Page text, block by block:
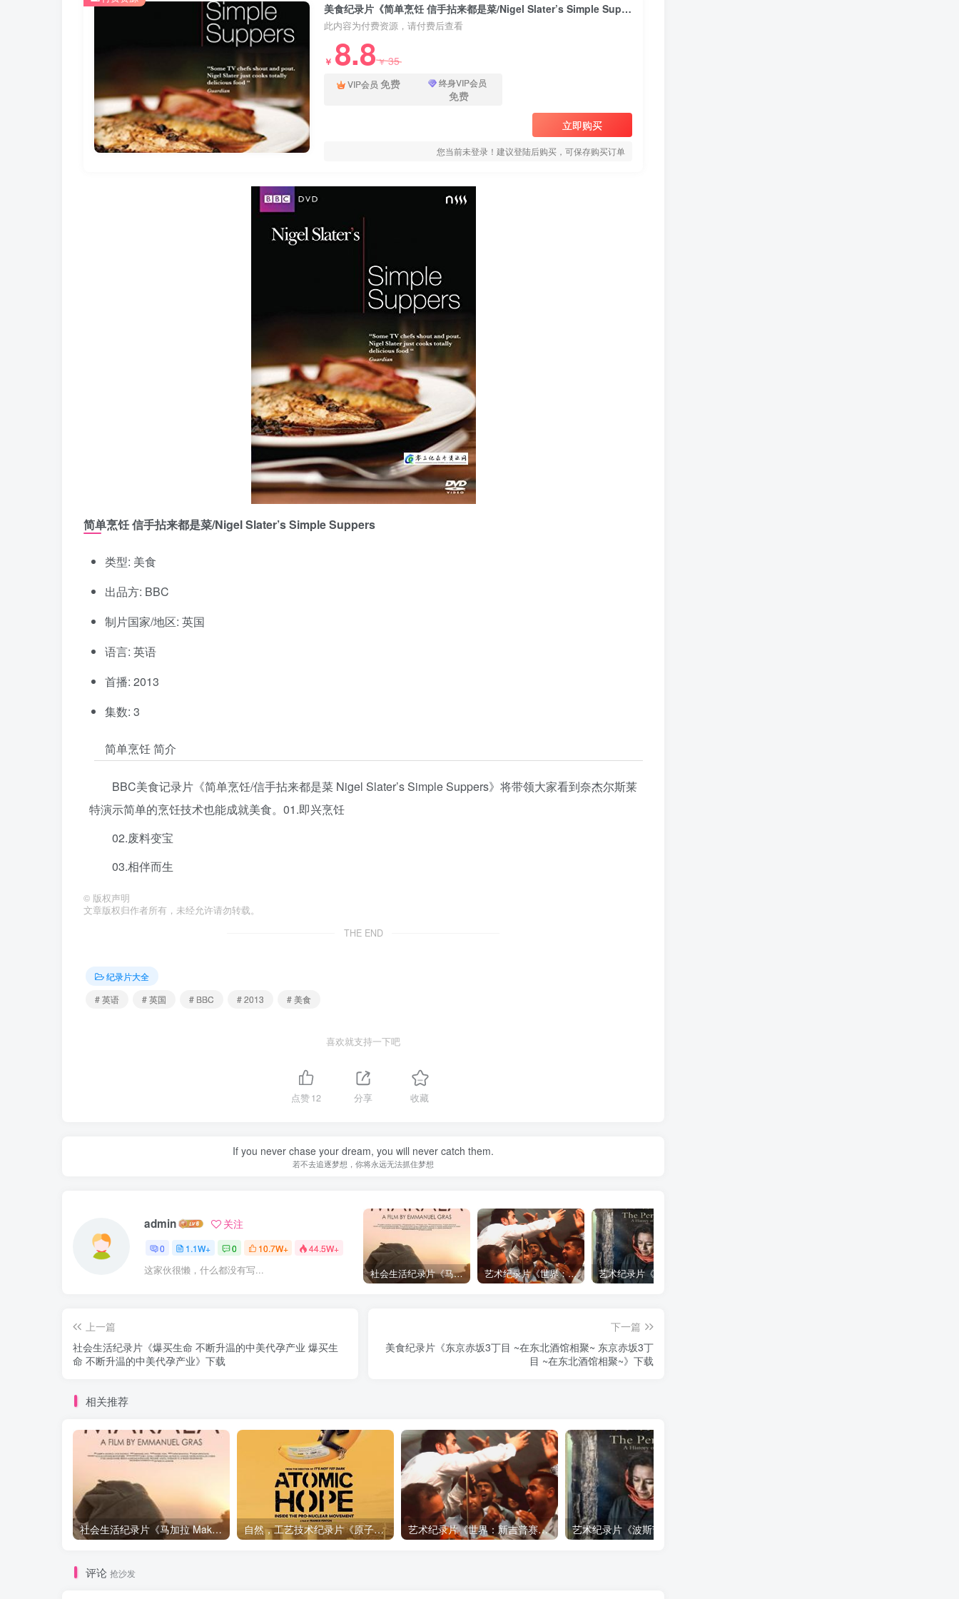
美食纪录片《简单烹饪 信手拈来都是菜/Nigel Slater’s Simple Suppers》下载
此内容为付费资源，请付费后查看
￥ 8.8￥35
VIP会员 免费 终身VIP会员
免费
立即购买
您当前未登录！建议登陆后购买，可保存购买订单
简单烹饪 信手拈来都是菜/Nigel Slater’s Simple Suppers
类型: 美食
出品方: BBC
制片国家/地区: 英国
语言: 英语
首播: 2013
集数: 3
简单烹饪 简介
BBC美食记录片《简单烹饪/信手拈来都是菜 Nigel Slater’s Simple Suppers》将带领大家看到奈杰尔斯莱
特演示简单的烹饪技术也能成就美食。01.即兴烹饪
02.废料变宝
03.相伴而生
© 版权声明
文章版权归作者所有，未经允许请勿转载。
THE END
纪录片大全
# 英语
# 英国 # BBC # 2013 # 美食
喜欢就支持一下吧
点赞12 分享 收藏
If you never chase your dream, you will never catch them.
若不去追逐梦想，你将永远无法抓住梦想
admin 关注
0 1.1W+ 0 10.7W+ 44.5W+
这家伙很懒，什么都没有写... 社会生活纪录片《马加拉 Makala》下载 艺术纪录片《世界：新吉普赛之王 This World: The New Gypsy Kings》下载
上一篇
社会生活纪录片《爆买生命 不断升温的中美代孕产业 爆买生
命 不断升温的中美代孕产业》下载
下一篇
美食纪录片《东京赤坂3丁目 ~在东北酒馆相聚~ 东京赤坂3丁
目 ~在东北酒馆相聚~》下载
相关推荐
社会生活纪录片《马加拉 Makala》下载 自然，工艺技术纪录片《原子能的希望 Atomic Hope – Inside the Pro-Nuclear Movement》下载 艺术纪录片《世界：新吉普赛之王 This World: The New Gypsy Kings》下载
评论 抢沙发